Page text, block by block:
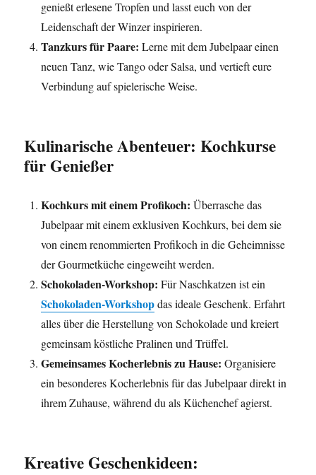
genießt erlesene Tropfen und lasst euch von der
Leidenschaft der Winzer inspirieren.
Tanzkurs für Paare: Lerne mit dem Jubelpaar einen
neuen Tanz, wie Tango oder Salsa, und vertieft eure
Verbindung auf spielerische Weise.
Kulinarische Abenteuer: Kochkurse
für Genießer
Kochkurs mit einem Profikoch: Überrasche das
Jubelpaar mit einem exklusiven Kochkurs, bei dem sie
von einem renommierten Profikoch in die Geheimnisse
der Gourmetküche eingeweiht werden.
Schokoladen-Workshop: Für Naschkatzen ist ein
Schokoladen-Workshopdas ideale Geschenk. Erfahrt
alles über die Herstellung von Schokolade und kreiert
gemeinsam köstliche Pralinen und Trüffel.
Gemeinsames Kocherlebnis zu Hause: Organisiere
ein besonderes Kocherlebnis für das Jubelpaar direkt in
ihrem Zuhause, während du als Küchenchef agierst.
Kreative Geschenkideen: